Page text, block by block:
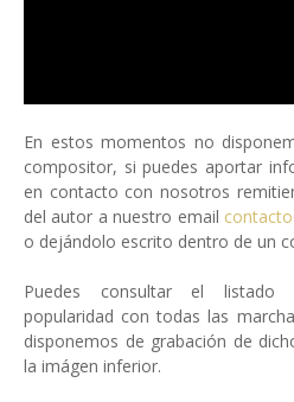
En estos momentos no
compositor, si puedes aportar
en contacto con nosotros
del autor a nuestro email
o dejándolo escrito dentro de un
Puedes consultar el listado
popularidad con todas las
disponemos de grabación de
la imágen inferior.